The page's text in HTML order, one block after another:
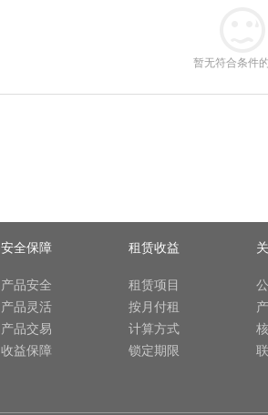
暂无符合条件
安全保障
产品安全
产品灵活
产品交易
收益保障
租赁收益
租赁项目
按月付租
计算方式
锁定期限